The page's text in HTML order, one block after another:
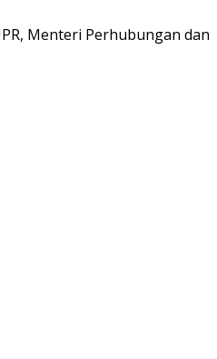
Menteri Perhubungan dan